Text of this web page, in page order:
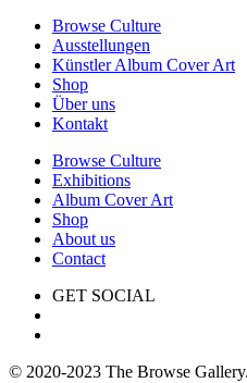
Browse Culture
Ausstellungen
Künstler Album Cover Art
Shop
Über uns
Kontakt
Browse Culture
Exhibitions
Album Cover Art
Shop
About us
Contact
GET SOCIAL
© 2020-2023 The Browse